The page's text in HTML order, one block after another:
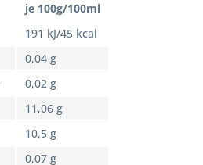
je 100g/100ml
191 kJ/45 kcal
0,04 g
0,02 g
11,06 g
10,5 g
0,07 g